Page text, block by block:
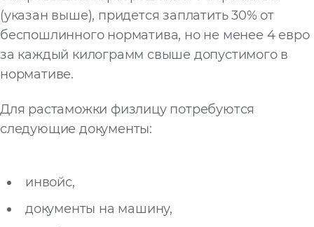
(указан выше), придется заплатить 30% от
беспошлинного норматива, но не менее 4 евро
за каждый килограмм свыше допустимого в
нормативе.
Для растаможки физлицу потребуются
следующие документы:
инвойс,
документы на машину,